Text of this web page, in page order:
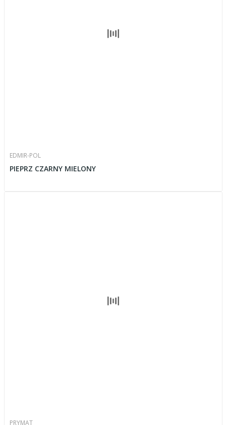
EDMIR-POL
PIEPRZ CZARNY MIELONY
PRYMAT